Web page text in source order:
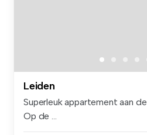
Leiden
Superleuk appartement aan
Op de ...